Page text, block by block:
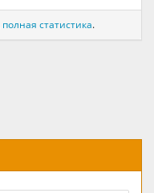
полная статистика.